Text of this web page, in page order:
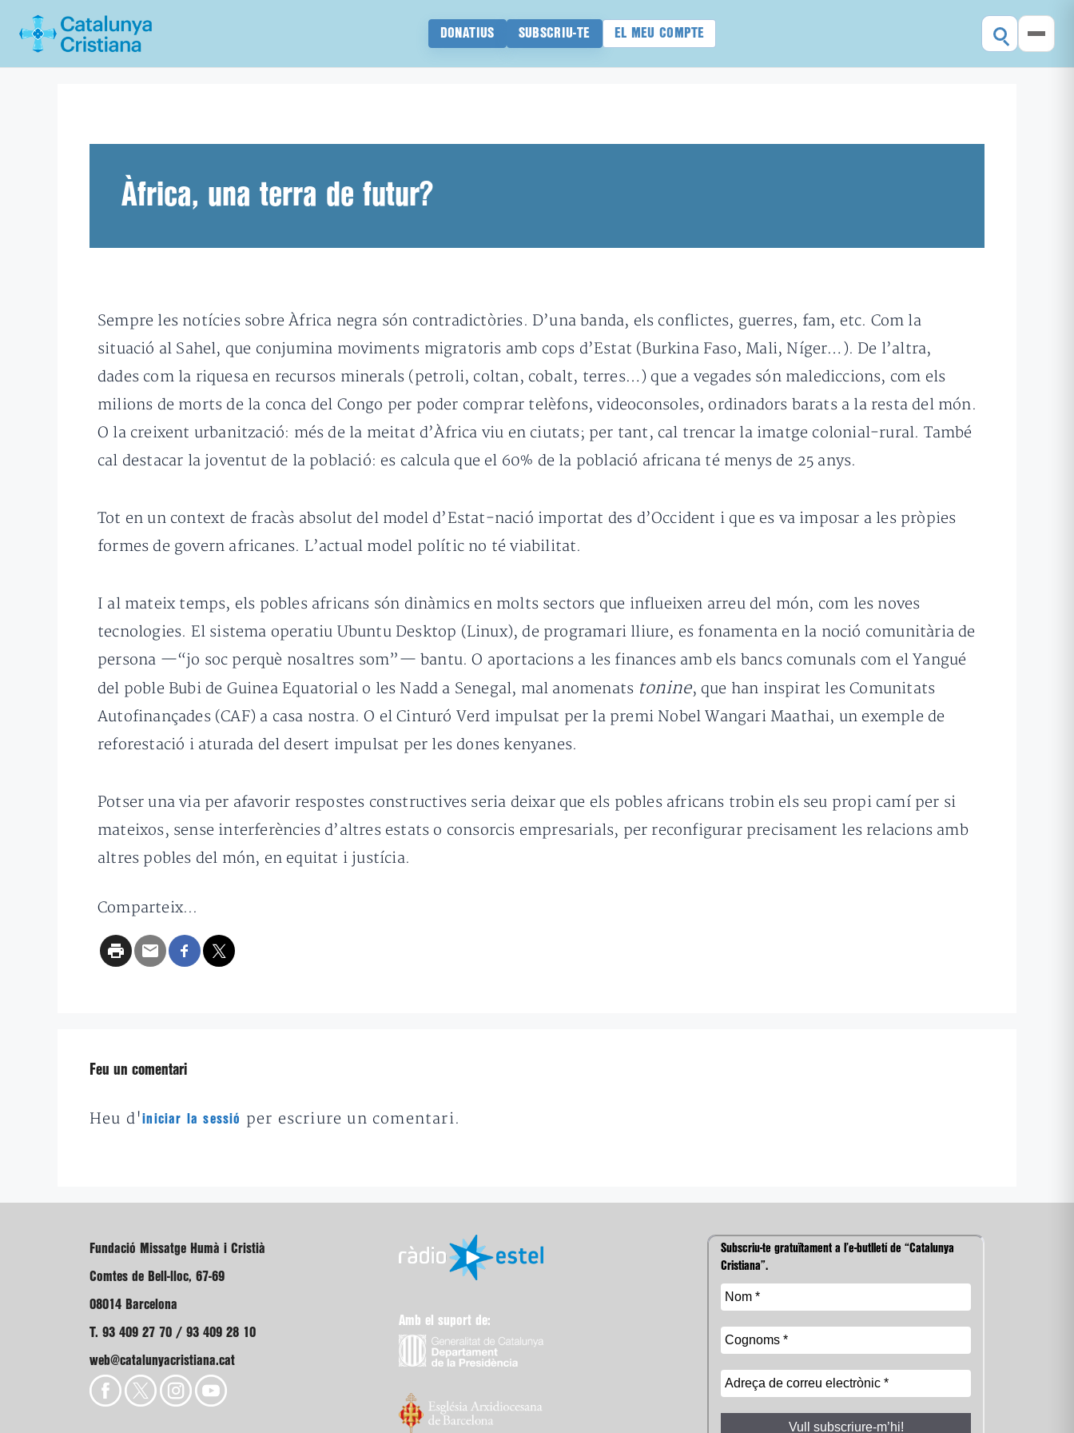
DONATIUS SUBSCRIU-TE EL MEU COMPTE
Àfrica, una terra de futur?
Sempre les notícies sobre Àfrica negra són contradictòries. D’una banda, els conflictes, guerres, fam, etc. Com la
situació al Sahel, que conjumina moviments migratoris amb cops d’Estat (Burkina Faso, Mali, Níger…). De l’altra,
dades com la riquesa en recursos minerals (petroli, coltan, cobalt, terres…) que a vegades són malediccions, com els
milions de morts de la conca del Congo per poder comprar telèfons, videoconsoles, ordinadors barats a la resta del món.
O la creixent urbanització: més de la meitat d’Àfrica viu en ciutats; per tant, cal trencar la imatge colonial-rural. També
cal destacar la joventut de la població: es calcula que el 60% de la població africana té menys de 25 anys.
Tot en un context de fracàs absolut del model d’Estat-nació importat des d’Occident i que es va imposar a les pròpies
formes de govern africanes. L’actual model polític no té viabilitat.
I al mateix temps, els pobles africans són dinàmics en molts sectors que influeixen arreu del món, com les noves
tecnologies. El sistema operatiu Ubuntu Desktop (Linux), de programari lliure, es fonamenta en la noció comunitària de
persona —“jo soc perquè nosaltres som”— bantu. O aportacions a les finances amb els bancs comunals com el Yangué
del poble Bubi de Guinea Equatorial o les Nadd a Senegal, mal anomenats tonine, que han inspirat les Comunitats
Autofinançades (CAF) a casa nostra. O el Cinturó Verd impulsat per la premi Nobel Wangari Maathai, un exemple de
reforestació i aturada del desert impulsat per les dones kenyanes.
Potser una via per afavorir respostes constructives seria deixar que els pobles africans trobin els seu propi camí per si
mateixos, sense interferències d’altres estats o consorcis empresarials, per reconfigurar precisament les relacions amb
altres pobles del món, en equitat i justícia.
Comparteix...
Feu un comentari
Heu d'iniciar la sessió per escriure un comentari.
Fundació Missatge Humà i Cristià
Comtes de Bell-lloc, 67-69
08014 Barcelona
T. 93 409 27 70 / 93 409 28 10
web@catalunyacristiana.cat
Amb el suport de:
Subscriu-te gratuïtament a l’e-butlletí de “Catalunya
Cristiana”.